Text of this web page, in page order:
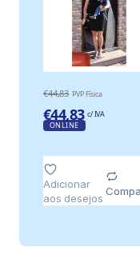
€44,83 PVP Física
€44,83 c/ IVA
ONLINE
Adicionar
aos desejos